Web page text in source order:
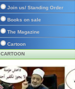
Join us/ Standing Order
Books on sale
The Magazine
Cartoon
CARTOON